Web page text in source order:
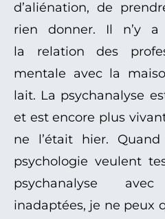
d’aliénation, de
rien donner. Il n’y a
la relation des
mentale avec la
lait. La psychanalyse
et est encore plus
ne l’était hier.
psychologie veulent
psychanalyse
inadaptées, je ne peux